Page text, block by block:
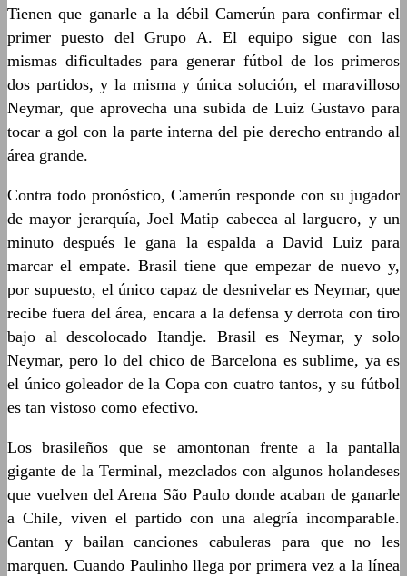
Tienen que ganarle a la débil Camerún para confirmar el
primer puesto del Grupo A. El equipo sigue con las
mismas dificultades para generar fútbol de los primeros
dos partidos, y la misma y única solución, el maravilloso
Neymar, que aprovecha una subida de Luiz Gustavo para
tocar a gol con la parte interna del pie derecho entrando al
área grande.
Contra todo pronóstico, Camerún responde con su jugador
de mayor jerarquía, Joel Matip cabecea al larguero, y un
minuto después le gana la espalda a David Luiz para
marcar el empate. Brasil tiene que empezar de nuevo y,
por supuesto, el único capaz de desnivelar es Neymar, que
recibe fuera del área, encara a la defensa y derrota con tiro
bajo al descolocado Itandje. Brasil es Neymar, y solo
Neymar, pero lo del chico de Barcelona es sublime, ya es
el único goleador de la Copa con cuatro tantos, y su fútbol
es tan vistoso como efectivo.
Los brasileños que se amontonan frente a la pantalla
gigante de la Terminal, mezclados con algunos holandeses
que vuelven del Arena São Paulo donde acaban de ganarle
a Chile, viven el partido con una alegría incomparable.
Cantan y bailan canciones cabuleras para que no les
marquen. Cuando Paulinho llega por primera vez a la línea